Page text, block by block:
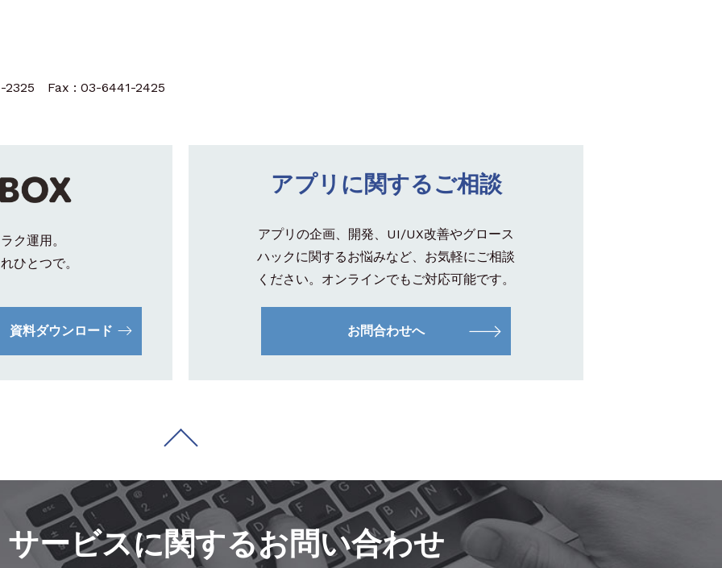
Fax : 03-6441-2425
ク運用。
ひとつで。
資料ダウンロード
アプリに関するご相談
アプリの企画、開発、UI/UX改善やグロース
ハックに関するお悩みなど、お気軽にご相談
ください。オンラインでもご対応可能です。
お問合わせへ
サービスに関するお問い合わせ